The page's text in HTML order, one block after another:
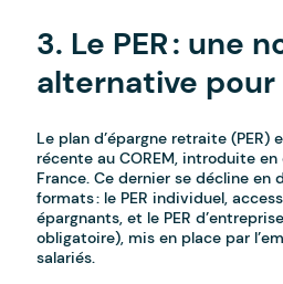
3. Le PER : une
alternative
Le plan d’épargne retraite (PER)
récente au COREM, introduite
France. Ce dernier se décline en
formats : le PER individuel,
épargnants, et le PER
obligatoire), mis en place par
salariés.